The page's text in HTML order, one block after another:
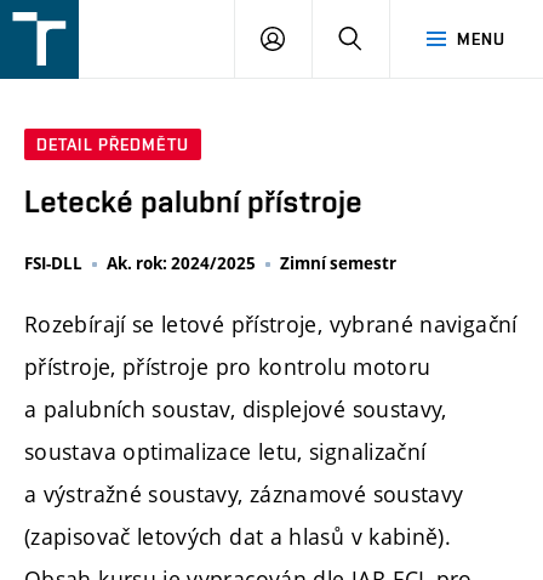
v
MENU
PŘIHLÁŠENÍ
DETAIL PŘEDMĚTU
Letecké palubní přístroje
FSI-DLL Ak. rok: 2024/2025 Zimní semestr
Rozebírají se letové přístroje, vybrané navigační
přístroje, přístroje pro kontrolu motoru
a palubních soustav, displejové soustavy,
soustava optimalizace letu, signalizační
a výstražné soustavy, záznamové soustavy
(zapisovač letových dat a hlasů v kabině).